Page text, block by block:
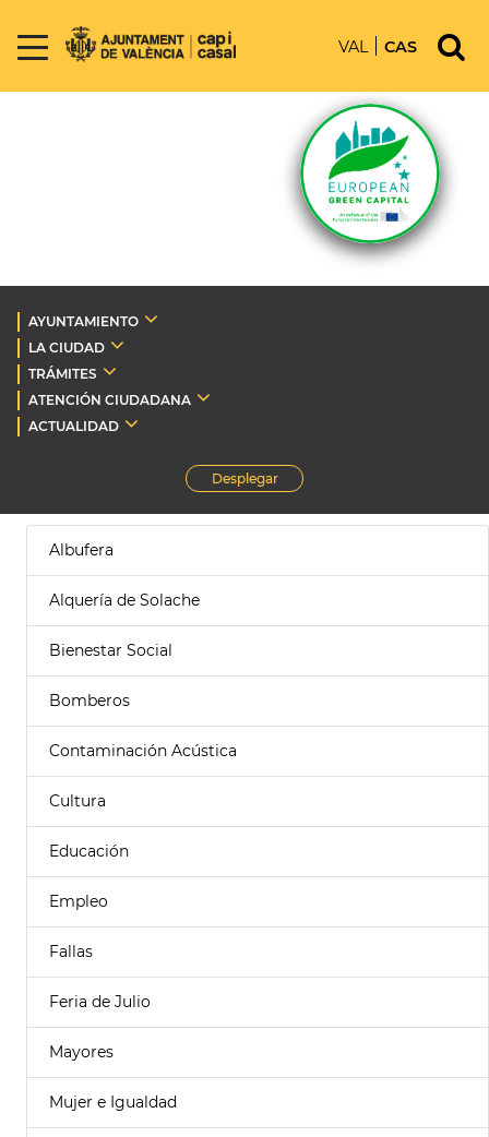
VAL CAS
AYUNTAMIENTO
LA CIUDAD
TRÁMITES
ATENCIÓN CIUDADANA
ACTUALIDAD
Desplegar
Albufera
Alquería de Solache
Bienestar Social
Bomberos
Contaminación Acústica
Cultura
Educación
Empleo
Fallas
Feria de Julio
Mayores
Mujer e Igualdad